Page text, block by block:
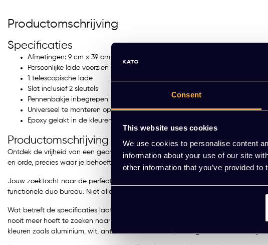
Consent
This website uses cookies
We use cookies to personalise content
information about your use of our site
other information that you’ve provided
Productomschrijving
Specificaties
Afmetingen: 9 cm x 39 cm x 30 cm (h x b x d)
Persoonlijke lade voorzien van inleg pennenbak
1 telescopische lade
Slot inclusief 2 sleutels
Pennenbakje inbegrepen
Universeel te monteren op al onze meubellijnen
Epoxy gelakt in de kleuren zwart, wit, aluminium en Antraciet
Productomschrijving
Ontdek de vrijheid van een georganiseerd bureau met jouw eigen Persoonlijke
en orde, precies waar je behoefte aan hebt bij je werkplek.
Jouw zoektocht naar de perfecte uitbreiding voor jouw werkplek is ten einde
functionele duo bureau. Niet alleen biedt de lade extra ruimte voor je
Wat betreft de specificaties laat deze Persoonlijke Lade niets te wensen over.
nooit meer hoeft te zoeken naar een pen. Geniet van de gebruiksgemak dat
kleuren zoals aluminium, wit, antraciet of zwart die prachtig combineren met